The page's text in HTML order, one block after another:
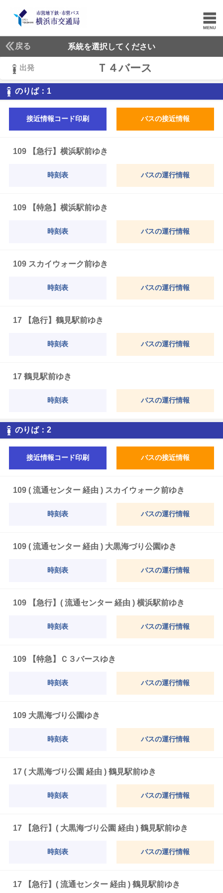
戻る 系統を選択してください
出発 Ｔ４バース
のりば： 1
接近情報コード印刷 バスの接近情報
109 【急行】横浜駅前ゆき
時刻表 バスの運行情報
109 【特急】横浜駅前ゆき
時刻表 バスの運行情報
109 スカイウォーク前ゆき
時刻表 バスの運行情報
17 【急行】鶴見駅前ゆき
時刻表 バスの運行情報
17 鶴見駅前ゆき
時刻表 バスの運行情報
のりば： 2
接近情報コード印刷 バスの接近情報
109 ( 流通センター 経由 ) スカイウォーク前ゆき
時刻表 バスの運行情報
109 ( 流通センター 経由 ) 大黒海づり公園ゆき
時刻表 バスの運行情報
109 【急行】( 流通センター 経由 ) 横浜駅前ゆき
時刻表 バスの運行情報
109 【特急】Ｃ３バースゆき
時刻表 バスの運行情報
109 大黒海づり公園ゆき
時刻表 バスの運行情報
17 ( 大黒海づり公園 経由 ) 鶴見駅前ゆき
時刻表 バスの運行情報
17 【急行】( 大黒海づり公園 経由 ) 鶴見駅前ゆき
時刻表 バスの運行情報
17 【急行】( 流通センター 経由 ) 鶴見駅前ゆき